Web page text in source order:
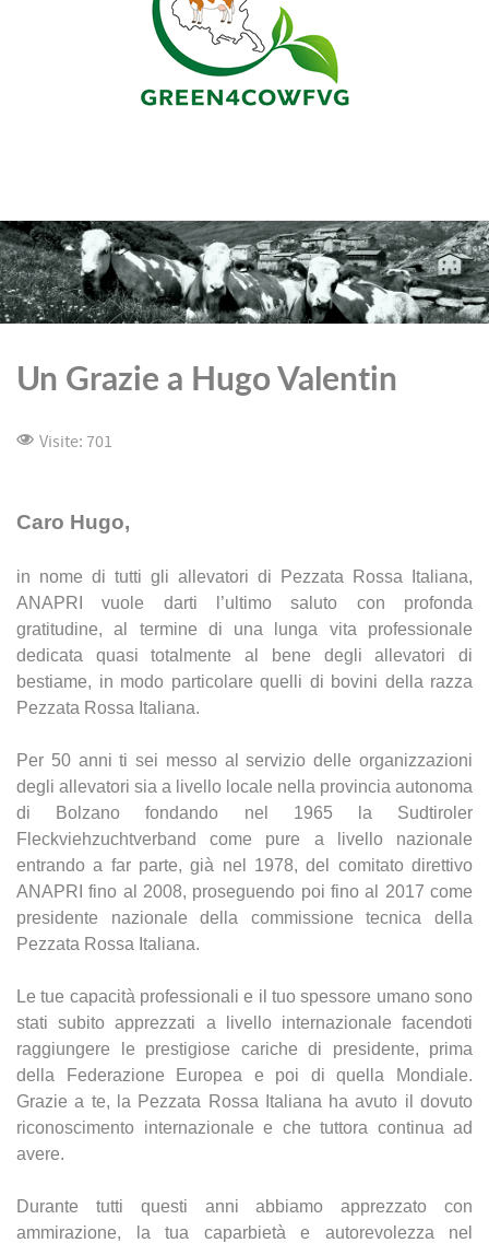
Un Grazie a Hugo Valentin
Visite: 701
Caro Hugo,
in nome di tutti gli allevatori di Pezzata Rossa Italiana,
ANAPRI vuole darti l’ultimo saluto con profonda
gratitudine, al termine di una lunga vita professionale
dedicata quasi totalmente al bene degli allevatori di
bestiame, in modo particolare quelli di bovini della razza
Pezzata Rossa Italiana.
Per 50 anni ti sei messo al servizio delle organizzazioni
degli allevatori sia a livello locale nella provincia autonoma
di Bolzano fondando nel 1965 la Sudtiroler
Fleckviehzuchtverband come pure a livello nazionale
entrando a far parte, già nel 1978, del comitato direttivo
ANAPRI fino al 2008, proseguendo poi fino al 2017 come
presidente nazionale della commissione tecnica della
Pezzata Rossa Italiana.
Le tue capacità professionali e il tuo spessore umano sono
stati subito apprezzati a livello internazionale facendoti
raggiungere le prestigiose cariche di presidente, prima
della Federazione Europea e poi di quella Mondiale.
Grazie a te, la Pezzata Rossa Italiana ha avuto il dovuto
riconoscimento internazionale e che tuttora continua ad
avere.
Durante tutti questi anni abbiamo apprezzato con
ammirazione, la tua caparbietà e autorevolezza nel